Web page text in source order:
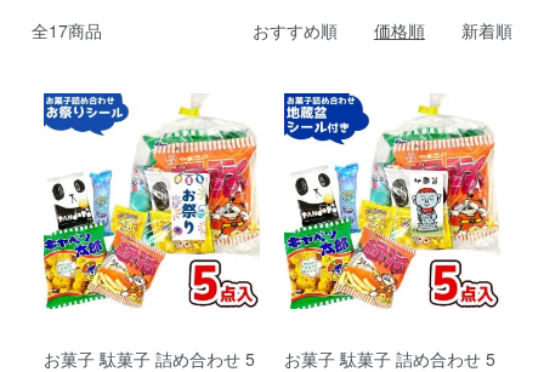
全17商品 おすすめ順 価格順 新着順
お菓子 駄菓子 詰め合わせ 5
お菓子 駄菓子 詰め合わせ 5